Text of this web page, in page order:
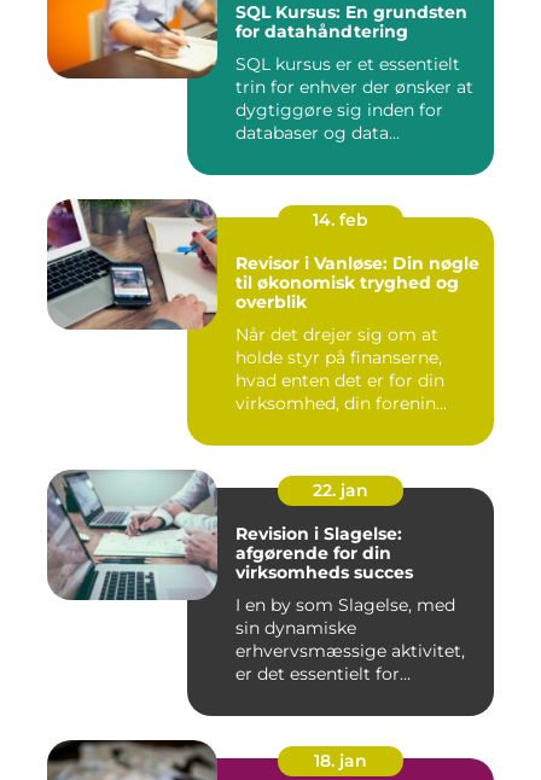
SQL Kursus: En grundsten
for datahåndtering
SQL kursus er et essentielt
trin for enhver der ønsker at
dygtiggøre sig inden for
databaser og data...
14. feb
Revisor i Vanløse: Din nøgle
til økonomisk tryghed og
overblik
Når det drejer sig om at
holde styr på finanserne,
hvad enten det er for din
virksomhed, din forenin...
22. jan
Revision i Slagelse:
afgørende for din
virksomheds succes
I en by som Slagelse, med
sin dynamiske
erhvervsmæssige aktivitet,
er det essentielt for
18. jan